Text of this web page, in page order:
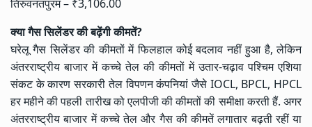
तिरुवनंतपुरम – ₹3,106.00
क्या गैस सिलेंडर की बढ़ेंगी कीमतें?
घरेलू गैस सिलेंडर की कीमतों में फिलहाल कोई बदलाव नहीं हुआ है, लेकिन
अंतरराष्ट्रीय बाजार में कच्चे तेल की कीमतों में उतार-चढ़ाव पश्चिम एशिया
संकट के कारण सरकारी तेल विपणन कंपनियां जैसे IOCL, BPCL, HPCL
हर महीने की पहली तारीख को एलपीजी की कीमतों की समीक्षा करती हैं. अगर
अंतरराष्ट्रीय बाजार में कच्चे तेल और गैस की कीमतें लगातार बढ़ती रहीं या